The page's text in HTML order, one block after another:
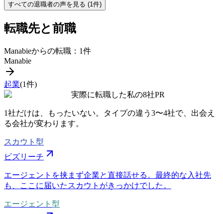
すべての退職者の声を見る (1件)
転職先と前職
Manabieからの転職： 1件
Manabie
起業(1件)
実際に転職した私の8社PR
1社だけは、もったいない。タイプの違う 3〜4社で、出会え
る会社が変わります。
スカウト型
ビズリーチ
エージェントを挟まず企業と直接話せる。最終的な入社先
も、ここに届いたスカウトがきっかけでした。
エージェント型